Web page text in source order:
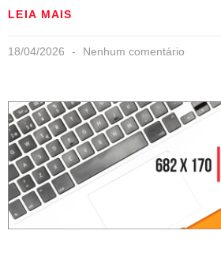
LEIA MAIS
18/04/2026 Nenhum comentário